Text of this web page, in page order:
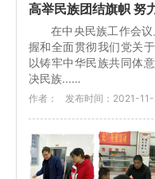
高举民族团结旗帜 努
在中央民族工作会
握和全面贯彻我们党关
以铸牢中华民族共同体
决民族...…
作者： 发布时间：2021-